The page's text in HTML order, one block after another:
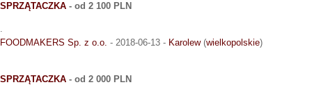
SPRZĄTACZKA - od 2 100 PLN
.
FOODMAKERS Sp. z o.o. - 2018-06-13 - Karolew(wielkopolskie)
SPRZĄTACZKA - od 2 000 PLN